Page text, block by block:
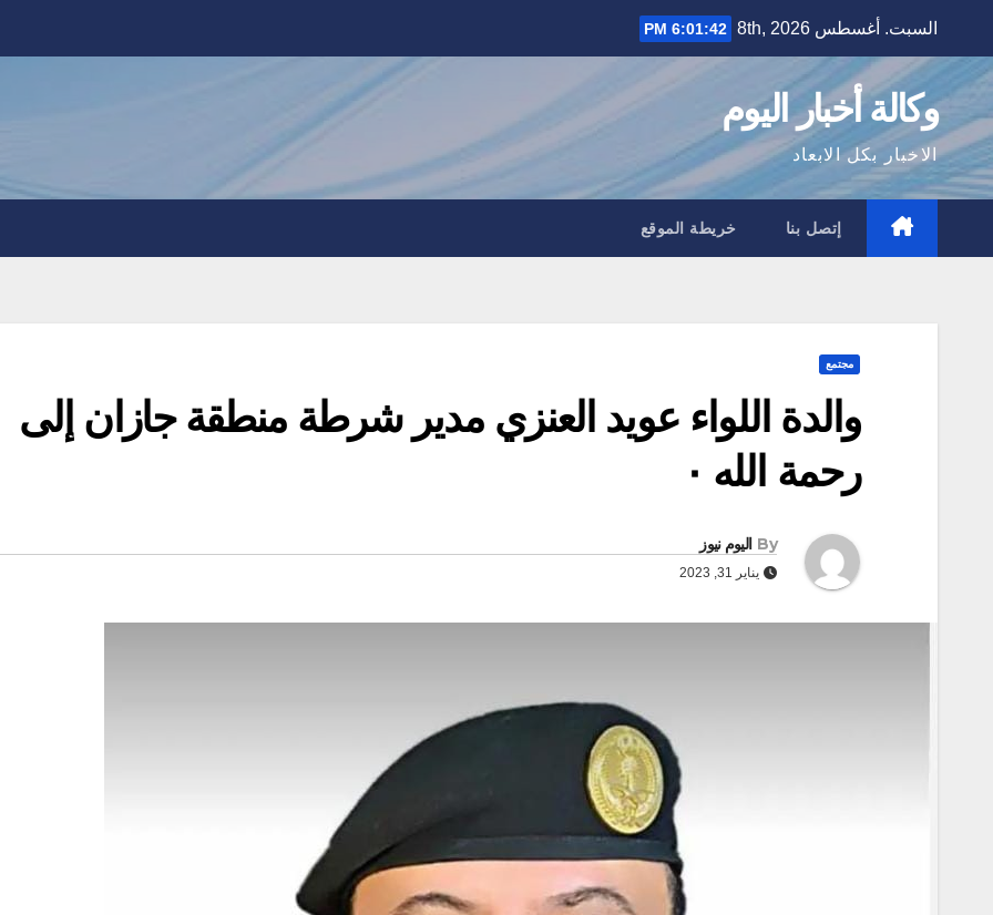
content
السبت. أغسطس 8th, 2026 6:01:43 PM
وكالة أخبار اليوم
الاخبار بكل الابعاد
إتصل بنا خريطة الموقع
مجتمع
والدة اللواء عويد العنزي مدير شرطة منطقة جازان إلى
رحمة الله ٠
By اليوم نيوز
يناير 31, 2023